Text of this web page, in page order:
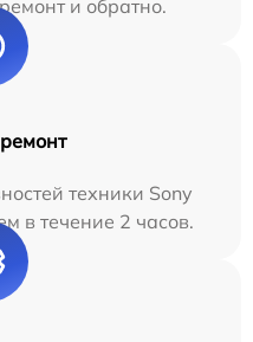
и обратно.
техники Sony
в течение 2 часов.